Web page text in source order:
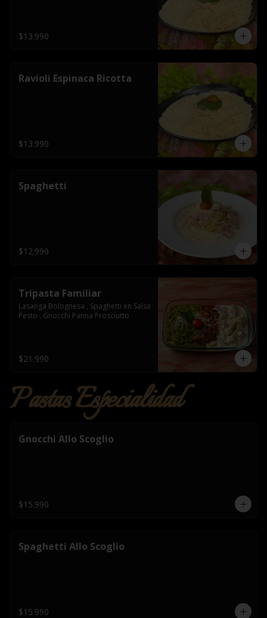
$13.990
Ravioli Espinaca Ricotta
$13.990
Spaghetti
$12.990
Tripasta Familiar
Lasanga Bolognesa , Spaghetti en Salsa
Pesto , Gnocchi Panna Prosciutto
$21.990
Pastas Especialidad
Gnocchi Allo Scoglio
$15.990
Spaghetti Allo Scoglio
$15.990